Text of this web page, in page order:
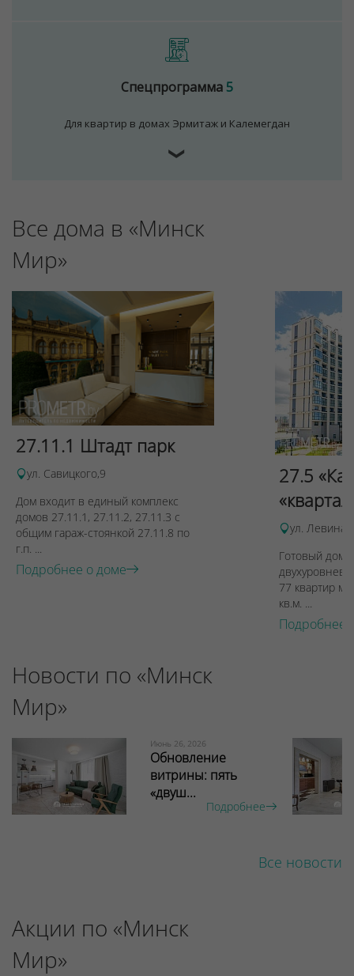
Спецпрограмма5
Для квартир в домах Эрмитаж и Калемегдан
❯
Все дома в «Минск
Мир»
27.11.1 Штадт парк
ул. Савицкого,9
Дом входит в единый комплекс
домов 27.11.1, 27.11.2, 27.11.3 с
общим гараж-стоянкой 27.11.8 по
г.п. ...
Подробнее о доме
27.5
ул. Левина,
Готовый дом
77 квартир
кв.м. ...
Подробнее
Новости по «Минск
Мир»
Июнь 26, 2026
Обновление
витрины: пять
«двуш...
Подробнее
Все новости
Акции по «Минск
Мир»